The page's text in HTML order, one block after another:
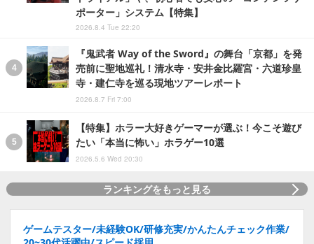
ポーター」システム【特集】
2026.8.4 Tue 22:20
『鬼武者 Way of the Sword』の舞台「京都」を発
売前に聖地巡礼！清水寺・安井金比羅宮・六道珍皇
寺・建仁寺を巡る現地ツアーレポート
2026.8.7 Fri 7:00
【特集】ホラー大好きゲーマーが選ぶ！今こそ遊び
たい「本当に怖い」ホラゲー10選
2026.5.6 Wed 20:30
ランキングをもっと見る
ゲームテスター/未経験OK/研修充実/かんたんチェック作業/